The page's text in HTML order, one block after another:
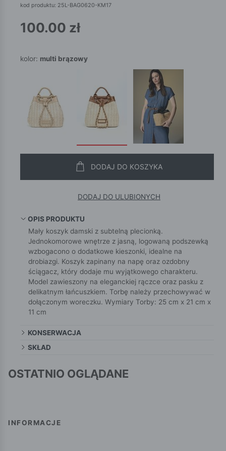
kod produktu: 25L-BAG0620-KM17
100.00 zł
kolor: multi brązowy
DODAJ DO KOSZYKA
DODAJ DO ULUBIONYCH
OPIS PRODUKTU
Mały koszyk damski z subtelną plecionką.
Jednokomorowe wnętrze z jasną, logowaną podszewką
wzbogacono o dodatkowe kieszonki, idealne na
drobiazgi. Koszyk zapinany na napę oraz ozdobny
ściągacz, który dodaje mu wyjątkowego charakteru.
Model zawieszony na eleganckiej rączce oraz pasku z
delikatnym łańcuszkiem. Torbę należy przechowywać w
dołączonym woreczku. Wymiary Torby: 25 cm x 21 cm x
11 cm
KONSERWACJA
SKŁAD
OSTATNIO OGLĄDANE
INFORMACJE